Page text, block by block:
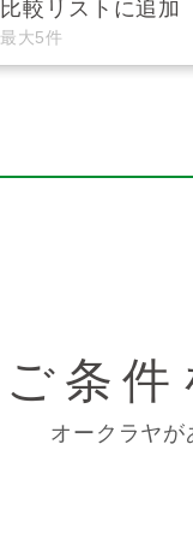
比較リストに追加
最大5件
ご条件
オークラヤが